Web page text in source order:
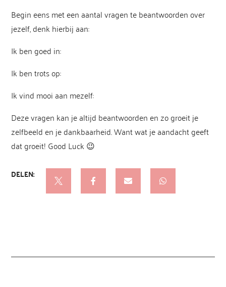
Begin eens met een aantal vragen te beantwoorden over
jezelf, denk hierbij aan:
Ik ben goed in:
Ik ben trots op:
Ik vind mooi aan mezelf:
Deze vragen kan je altijd beantwoorden en zo groeit je
zelfbeeld en je dankbaarheid. Want wat je aandacht geeft
dat groeit! Good Luck 😉
